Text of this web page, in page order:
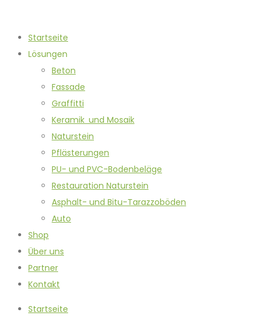
Startseite
Lösungen
Beton
Fassade
Graffitti
Keramik und Mosaik
Naturstein
Pflästerungen
PU- und PVC-Bodenbeläge
Restauration Naturstein
Asphalt- und Bitu-Tarazzoböden
Auto
Shop
Über uns
Partner
Kontakt
Startseite